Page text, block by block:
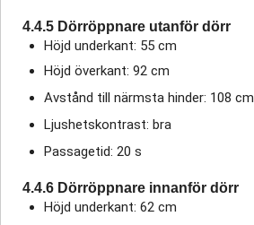
4.4.5 Dörröppnare utanför dörr
Höjd underkant: 55 cm
Höjd överkant: 92 cm
Avstånd till närmsta hinder: 108 cm
Ljushetskontrast: bra
Passagetid: 20 s
4.4.6 Dörröppnare innanför dörr
Höjd underkant: 62 cm